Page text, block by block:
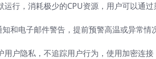
运行，消耗极少的CPU资源，用户可以通
和电子邮件警告，提前预警高温或异常情
用户隐私，不追踪用户行为，使用加密连接